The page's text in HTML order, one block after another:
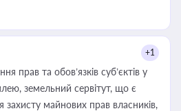
+1
прав та обов’язків суб’єктів у
земельний сервітут, що є
майнових прав власників,